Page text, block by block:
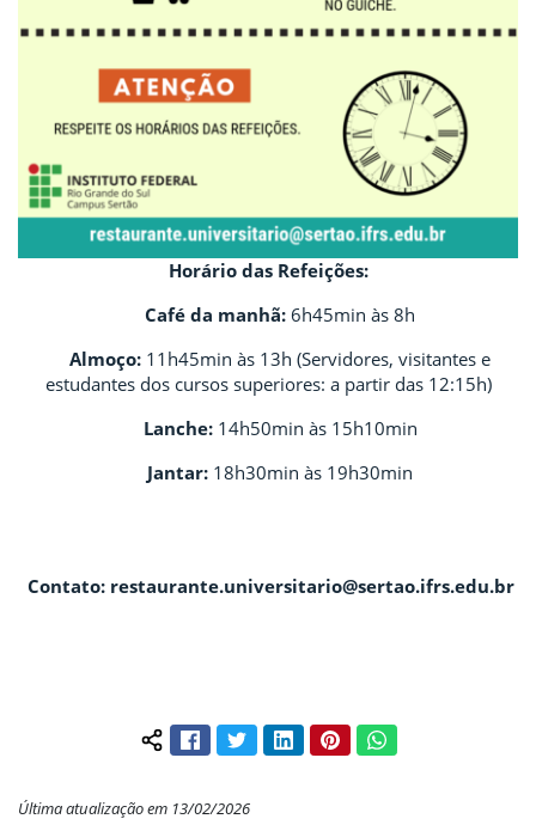
Horário das Refeições:
Café da manhã: 6h45min às 8h
Almoço: 11h45min às 13h (Servidores, visitantes e
estudantes dos cursos superiores: a partir das 12:15h)
Lanche: 14h50min às 15h10min
Jantar: 18h30min às 19h30min
Contato: restaurante.universitario@sertao.ifrs.edu.br
Compartilhar conteúdo:
FacebookTwitterLinkedInPinterestWhatsApp
Última atualização em 13/02/2026